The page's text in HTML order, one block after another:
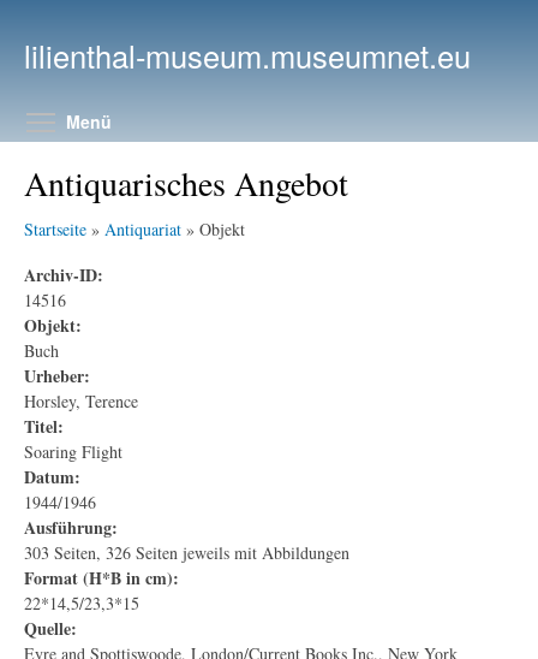
lilienthal-museum.museumnet.eu
Menü
Antiquarisches Angebot
Startseite » Antiquariat » Objekt
Archiv-ID:
14516
Objekt:
Buch
Urheber:
Horsley, Terence
Titel:
Soaring Flight
Datum:
1944/1946
Ausführung:
303 Seiten, 326 Seiten jeweils mit Abbildungen
Format (H*B in cm):
22*14,5/23,3*15
Quelle:
Eyre and Spottiswoode, London/Current Books Inc., New York